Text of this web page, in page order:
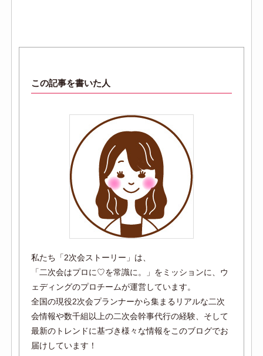
この記事を書いた人
私たち「2次会ストーリー」は、
「二次会はプロに♡を常識に。」をミッションに、ウ
ェディングのプロチームが運営しています。
全国の現役2次会プランナーから集まるリアルな二次
会情報や数千組以上の二次会幹事代行の経験、そして
最新のトレンドに基づき様々な情報をこのブログでお
届けしています！